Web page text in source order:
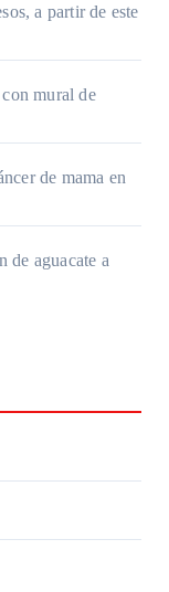
a partir de este
mural de
de mama en
de aguacate a